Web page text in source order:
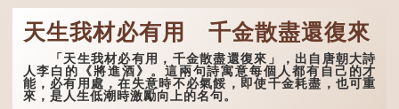
事，以「寥寥安期，虛質高
清」形容空虛無所事事。
天生我材必有用 千金散盡還復來
「天生我材必有用，千金散盡還復來」，出自唐朝大詩
人李白的《將進酒》。這兩句詩寓意每個人都有自己的才
能，必有用處，在失意時不必氣餒，即使千金耗盡，也可重
來，是人生低潮時激勵向上的名句。